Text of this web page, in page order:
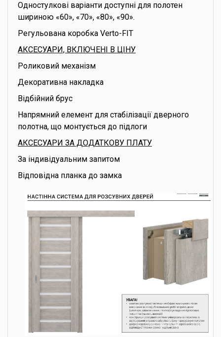
Одностулкові варіанти доступні для полотен
шириною «60», «70», «80», «90».
Регульована коробка Verto-FIT
АКСЕСУАРИ, ВКЛЮЧЕНІ В ЦІНУ
Роликовий механізм
Декоративна накладка
Відбійний брус
Напрямний елемент для стабілізації дверного
полотна, що монтується до підлоги
АКСЕСУАРИ ЗА ДОДАТКОВУ ПЛАТУ
За індивідуальним запитом
Відповідна планка до замка